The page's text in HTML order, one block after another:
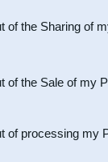
Participants
of the Sharing of
of the Sale of my
of processing my